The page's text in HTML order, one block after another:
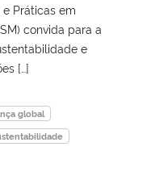
Práticas em
convida para a
e
[…]
global